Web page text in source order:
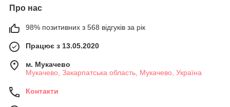
Про нас
98% позитивних з 568 відгуків за рік
Працює з 13.05.2020
м. Мукачево
Мукачево, Закарпатська область, Мукачево, Україна
Контакти